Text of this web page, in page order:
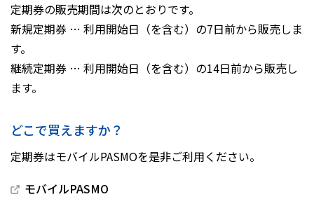
定期券の販売期間は次のとおりです。
新規定期券 … 利用開始日（を含む）の7日前から販売しま
す。
継続定期券 … 利用開始日（を含む）の14日前から販売し
ます。
どこで買えますか？
定期券はモバイルPASMOを是非ご利用ください。
モバイルPASMO